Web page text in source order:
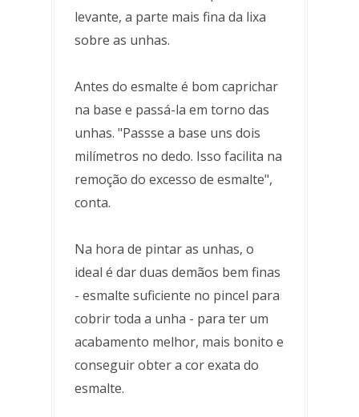
levante, a parte mais fina da lixa
sobre as unhas.
Antes do esmalte é bom caprichar
na base e passá-la em torno das
unhas. "Passse a base uns dois
milímetros no dedo. Isso facilita na
remoção do excesso de esmalte",
conta.
Na hora de pintar as unhas, o
ideal é dar duas demãos bem finas
- esmalte suficiente no pincel para
cobrir toda a unha - para ter um
acabamento melhor, mais bonito e
conseguir obter a cor exata do
esmalte.